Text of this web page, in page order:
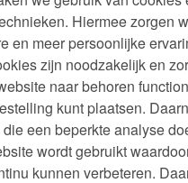
Hiermee zorgen
en meer persoonlijke
zijn noodzakelijk en
naar behoren
kunt plaatsen.
een beperkte analyse
wordt gebruikt
kunnen verbeteren.
uit verschillende stroken
met een voedselveilige lijm op
lijmstof is helemaal vrij van
schadelijke stoffen. De
plantaardige olie.
Snijplank Bamboe
bamboe